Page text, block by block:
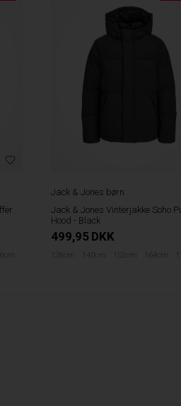
Jack & Jones børn
Jack & Jones Vinterjakke Soho
Hood - Black
499,95 DKK
128cm 140cm 152cm 164cm